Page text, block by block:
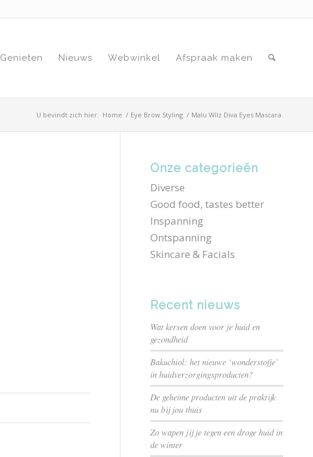
Genieten Nieuws Webwinkel Afspraak maken
U bevindt zich hier: Home / Eye Brow Styling / Malu Wilz Diva Eyes Mascara
Onze categorieën
Diverse
Good food, tastes better
Inspanning
Ontspanning
Skincare & Facials
Recent nieuws
Wat kersen doen voor je huid en
gezondheid
Bakuchiol: het nieuwe ‘wonderstofje’
in huidverzorgingsproducten?
De geheime producten uit de praktijk
nu bij jou thuis
Zo wapen jij je tegen een droge huid in
de winter